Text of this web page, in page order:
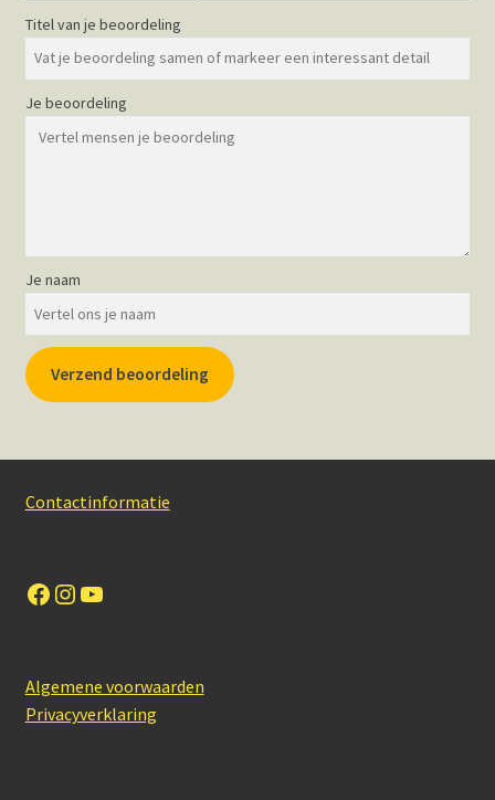
Titel van je beoordeling
Je beoordeling
Je naam
Verzend beoordeling
Contactinformatie
Facebook
Instagram
YouTube
Algemene voorwaarden
Privacyverklaring